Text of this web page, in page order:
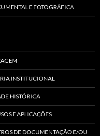
E FOTOGRÁFICA
INSTITUCIONAL
HISTÓRICA
E APLICAÇÕES
DE DOCUMENTAÇÃO E/OU